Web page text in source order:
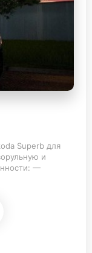
Superb для
и
—